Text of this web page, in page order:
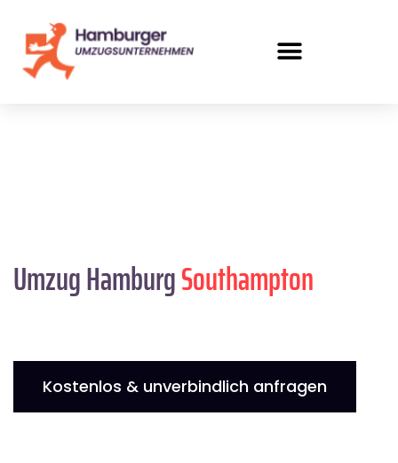
Umzug HamburgSouthampton
Kostenlos & unverbindlich anfragen